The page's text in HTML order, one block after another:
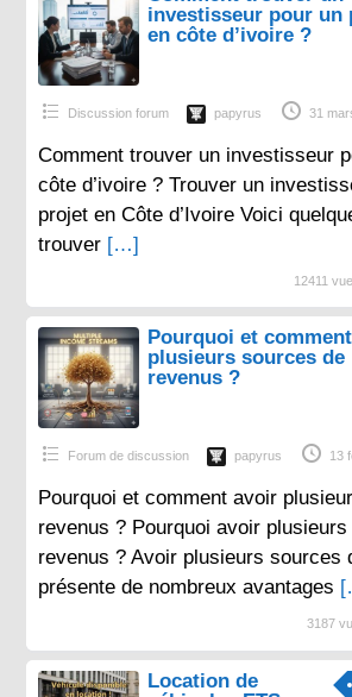
investisseur pour un
en côte d’ivoire ?
Discussion forum papyrus 31
Comment trouver un investisseur
côte d’ivoire ? Trouver un
projet en Côte d’Ivoire Voici
trouver […]
12411
Pourquoi et
plusieurs sources de
revenus ?
Forum de discussion papyrus 13
Pourquoi et comment avoir
revenus ? Pourquoi avoir
revenus ? Avoir plusieurs sources
présente de nombreux avantages
3187
Location de